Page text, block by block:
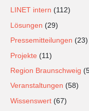
LINET intern (112)
Lösungen (29)
Pressemitteilungen (23)
Projekte (11)
Region Braunschweig
Veranstaltungen (58)
Wissenswert (67)